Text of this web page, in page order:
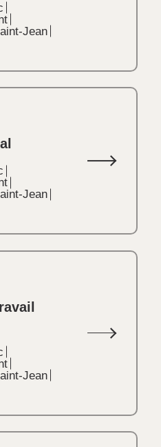
Jean
Jean
Jean